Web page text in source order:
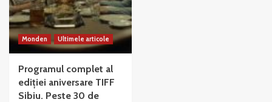
Monden Ultimele articole
Programul complet al
ediției aniversare TIFF
Sibiu. Peste 30 de